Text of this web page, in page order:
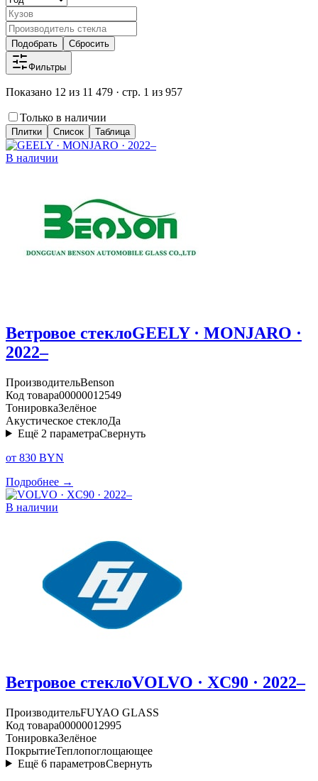
Подобрать Сбросить
Фильтры
Показано 12 из 11 479 · стр. 1 из 957
Только в наличии
Плитки Список Таблица
В наличии
Ветровое стеклоGEELY · MONJARO ·
2022–
ПроизводительBenson
Код товара00000012549
ТонировкаЗелёное
Акустическое стеклоДа
Ещё 2 параметраСвернуть
от 830 BYN
Подробнее →
В наличии
Ветровое стеклоVOLVO · XC90 · 2022–
ПроизводительFUYAO GLASS
Код товара00000012995
ТонировкаЗелёное
ПокрытиеТеплопоглощающее
Ещё 6 параметровСвернуть